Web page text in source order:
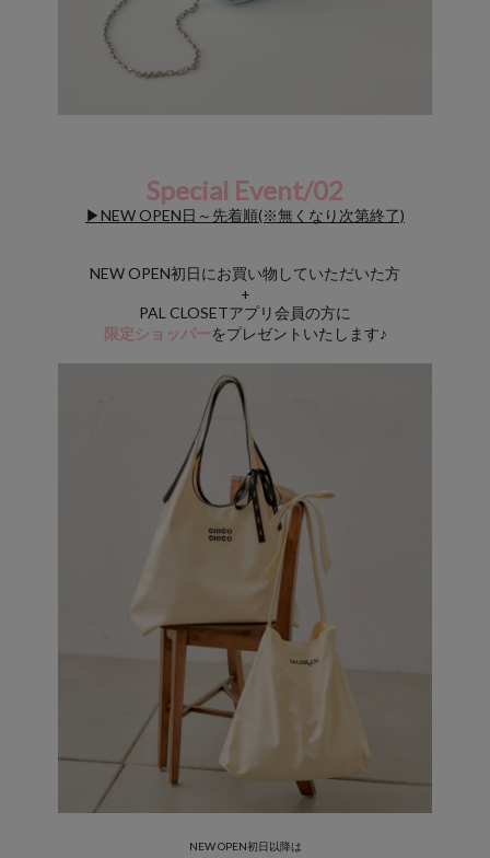
Special Event/02
▶NEW OPEN日～先着順(※無くなり次第終了)
NEW OPEN初日にお買い物していただいた方
+
PAL CLOSETアプリ会員の方に
限定ショッパーをプレゼントいたします♪
NEW OPEN初日以降は